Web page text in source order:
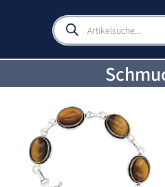
Products
search